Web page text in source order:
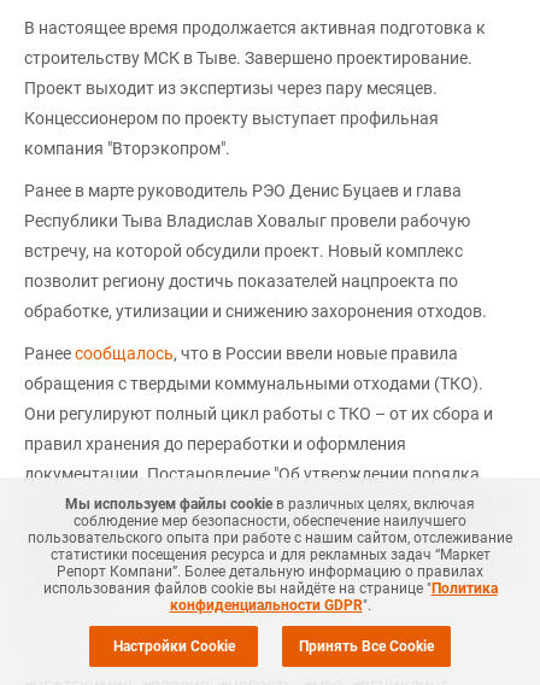
В настоящее время продолжается активная подготовка к
строительству МСК в Тыве. Завершено проектирование.
Проект выходит из экспертизы через пару месяцев.
Концессионером по проекту выступает профильная
компания "Вторэкопром".
Ранее в марте руководитель РЭО Денис Буцаев и глава
Республики Тыва Владислав Ховалыг провели рабочую
встречу, на которой обсудили проект. Новый комплекс
позволит региону достичь показателей нацпроекта по
обработке, утилизации и снижению захоронения отходов.
Ранеесообщалось, что в России ввели новые правила
обращения с твердыми коммунальными отходами (ТКО).
Они регулируют полный цикл работы с ТКО – от их сбора и
правил хранения до переработки и оформления
документации. Постановление "Об утверждении порядка
обращения с твердыми коммунальными отходами" подписал
премьер-министр России Михаил Мишустин. Оно вступит в
силу 1 сентября 2025 года и будет действовать до 1 сентября
2031 года.
Мы используем файлы cookieв различных целях, включая
соблюдение мер безопасности, обеспечение наилучшего
пользовательского опыта при работе с нашим сайтом, отслеживание
статистики посещения ресурса и для рекламных задач “Маркет
Репорт Компани”. Более детальную информацию о правилах
использования файлов cookie вы найдёте на странице "Политика
конфиденциальности GDPR".
Настройки Cookie Принять Все Cookie